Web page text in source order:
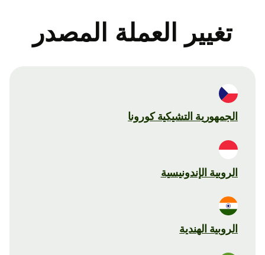
تغيير العملة المصدر
الجمهورية التشيكية كورونا
الروبية الإندونيسية
الروبية الهندية